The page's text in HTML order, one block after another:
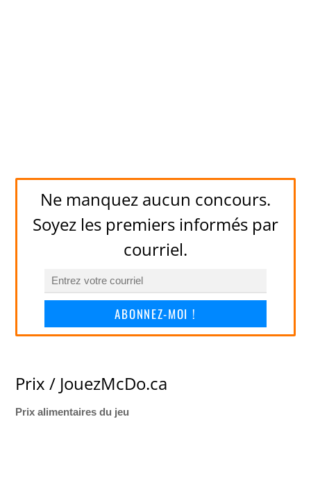
Ne manquez aucun concours.
Soyez les premiers informés par
courriel.
ABONNEZ-MOI !
Prix / JouezMcDo.ca
Prix alimentaires du jeu